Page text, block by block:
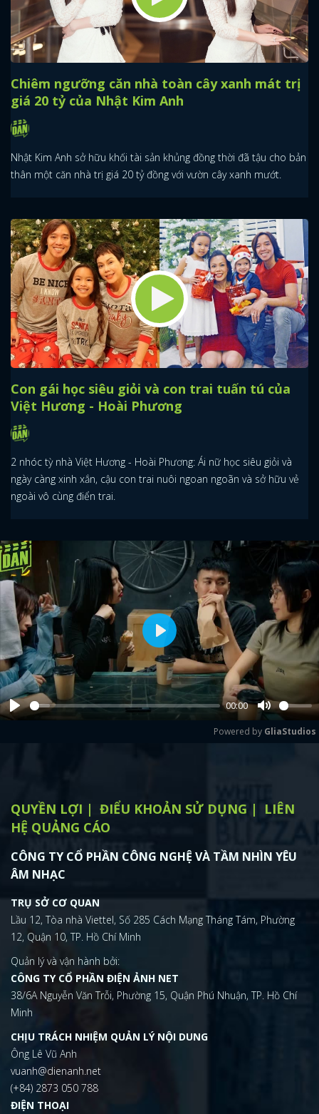
Chiêm ngưỡng căn nhà toàn cây xanh mát trị
giá 20 tỷ của Nhật Kim Anh
Nhật Kim Anh sở hữu khối tài sản khủng đồng thời đã tậu cho bản
thân một căn nhà trị giá 20 tỷ đồng với vườn cây xanh mướt.
Con gái học siêu giỏi và con trai tuấn tú của
Việt Hương - Hoài Phương
2 nhóc tỳ nhà Việt Hương - Hoài Phương: Ái nữ học siêu giỏi và
ngày càng xinh xắn, cậu con trai nuôi ngoan ngoãn và sở hữu vẻ
ngoài vô cùng điển trai.
Play
00:00
Mute
Play
Powered by GliaStudios
QUYỀN LỢI ĐIỂU KHOẢN SỬ DỤNG
LIÊN
HỆ QUẢNG CÁO
CÔNG TY CỔ PHẦN CÔNG NGHỆ VÀ TẦM NHÌN YÊU
ÂM NHẠC
TRỤ SỞ CƠ QUAN
Lầu 12, Tòa nhà Viettel, Số 285 Cách Mạng Tháng Tám, Phường
12, Quận 10, TP. Hồ Chí Minh
Quản lý và vận hành bởi:
CÔNG TY CỔ PHẦN ĐIỆN ẢNH NET
38/6A Nguyễn Văn Trỗi, Phường 15, Quận Phú Nhuận, TP. Hồ Chí
Minh
CHỊU TRÁCH NHIỆM QUẢN LÝ NỘI DUNG
Ông Lê Vũ Anh
vuanh@dienanh.net
(+84) 2873 050 788
ĐIỆN THOẠI